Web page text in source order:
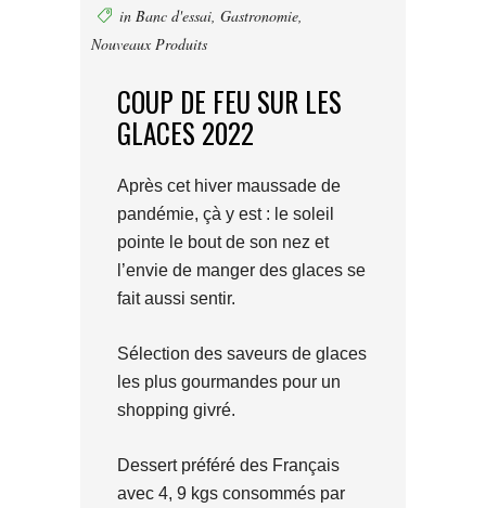
in Banc d'essai, Gastronomie,
Nouveaux Produits
COUP DE FEU SUR LES
GLACES 2022
Après cet hiver maussade de
pandémie, çà y est : le soleil
pointe le bout de son nez et
l’envie de manger des glaces se
fait aussi sentir.
Sélection des saveurs de glaces
les plus gourmandes pour un
shopping givré.
Dessert préféré des Français
avec 4, 9 kgs consommés par